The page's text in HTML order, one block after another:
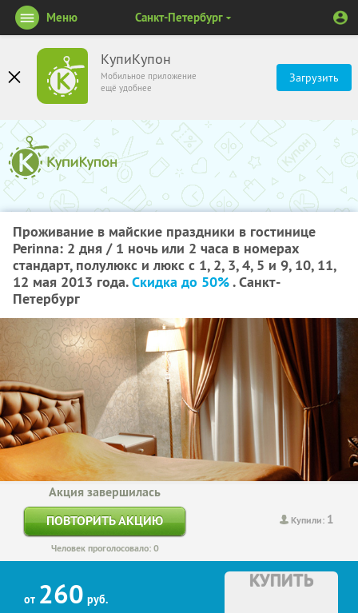
КупиКупон
Мобильное приложение
ещё удобнее
Загрузить
Меню Санкт-Петербург
Проживание в майские праздники в гостинице
Perinna: 2 дня / 1 ночь или 2 часа в номерах
стандарт, полулюкс и люкс с 1, 2, 3, 4, 5 и 9, 10, 11,
12 мая 2013 года.Скидка до 50%. Санкт-
Петербург
Купили: 1
Акция завершилась
ПОВТОРИТЬ АКЦИЮ
Человек проголосовало: 0
от 260 руб.
КУПИТЬ